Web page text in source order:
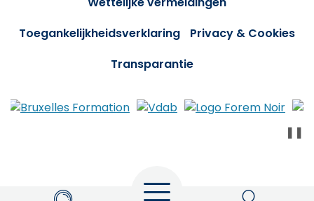
Toegankelijkheidsverklaring
Privacy & Cookies
Transparantie
❚❚